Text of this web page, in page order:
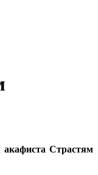
акафиста Страстям